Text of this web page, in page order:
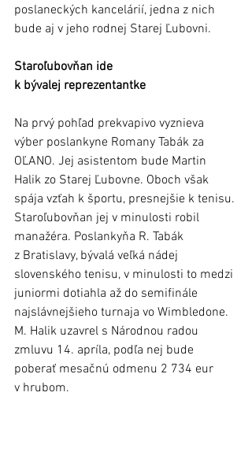
poslaneckých kancelárií, jedna z nich
bude aj v jeho rodnej Starej Ľubovni.
Staroľubovňan ide
k bývalej reprezentantke
Na prvý pohľad prekvapivo vyznieva
výber poslankyne Romany Tabák za
OĽANO. Jej asistentom bude Martin
Halik zo Starej Ľubovne. Oboch však
spája vzťah k športu, presnejšie k tenisu.
Staroľubovňan jej v minulosti robil
manažéra. Poslankyňa R. Tabák
z Bratislavy, bývalá veľká nádej
slovenského tenisu, v minulosti to medzi
juniormi dotiahla až do semifinále
najslávnejšieho turnaja vo Wimbledone.
M. Halik uzavrel s Národnou radou
zmluvu 14. apríla, podľa nej bude
poberať mesačnú odmenu 2 734 eur
v hrubom.